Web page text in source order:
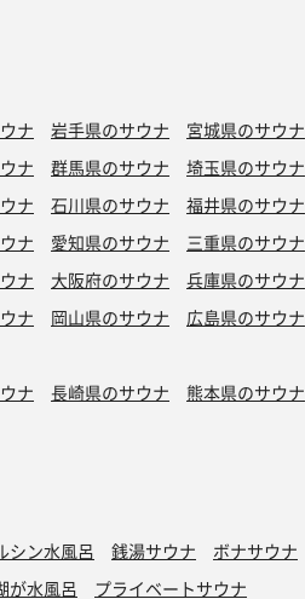
ナ 岩手県のサウナ 宮城県のサウナ
ナ 群馬県のサウナ 埼玉県のサウナ
ナ 石川県のサウナ 福井県のサウナ
ナ 愛知県のサウナ 三重県のサウナ
ナ 大阪府のサウナ 兵庫県のサウナ
ナ 岡山県のサウナ 広島県のサウナ
ナ 長崎県のサウナ 熊本県のサウナ
シン水風呂 銭湯サウナ ボナサウナ
が水風呂 プライベートサウナ